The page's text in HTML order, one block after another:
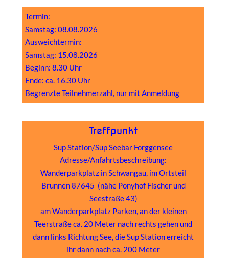
Termin:
Samstag: 08.08.2026
Ausweichtermin:
Samstag: 15.08.2026
Beginn: 8.30 Uhr
Ende: ca. 16.30 Uhr
Begrenzte Teilnehmerzahl, nur mit Anmeldung
Treffpunkt
Sup Station/Sup Seebar Forggensee
Adresse/Anfahrtsbeschreibung:
Wanderparkplatz in Schwangau, im Ortsteil
Brunnen 87645 (nähe Ponyhof Fischer und
Seestraße 43)
am Wanderparkplatz Parken, an der kleinen
Teerstraße ca. 20 Meter nach rechts gehen und
dann links Richtung See, die Sup Station erreicht
ihr dann nach ca. 200 Meter